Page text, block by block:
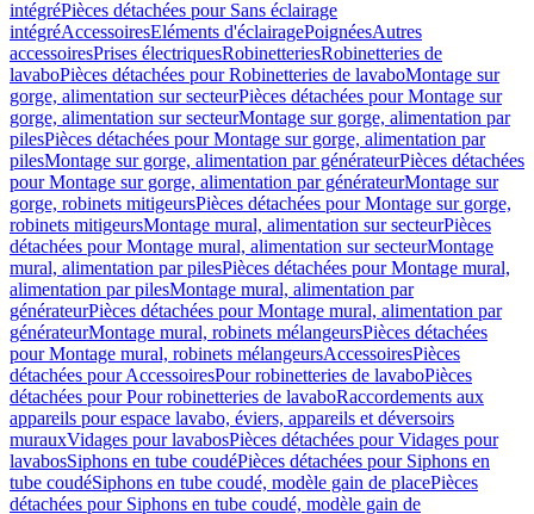
intégréPièces détachées pour Sans éclairage
intégréAccessoiresEléments d'éclairagePoignéesAutres
accessoiresPrises électriquesRobinetteriesRobinetteries de
lavaboPièces détachées pour Robinetteries de lavaboMontage sur
gorge, alimentation sur secteurPièces détachées pour Montage sur
gorge, alimentation sur secteurMontage sur gorge, alimentation par
pilesPièces détachées pour Montage sur gorge, alimentation par
pilesMontage sur gorge, alimentation par générateurPièces détachées
pour Montage sur gorge, alimentation par générateurMontage sur
gorge, robinets mitigeursPièces détachées pour Montage sur gorge,
robinets mitigeursMontage mural, alimentation sur secteurPièces
détachées pour Montage mural, alimentation sur secteurMontage
mural, alimentation par pilesPièces détachées pour Montage mural,
alimentation par pilesMontage mural, alimentation par
générateurPièces détachées pour Montage mural, alimentation par
générateurMontage mural, robinets mélangeursPièces détachées
pour Montage mural, robinets mélangeursAccessoiresPièces
détachées pour AccessoiresPour robinetteries de lavaboPièces
détachées pour Pour robinetteries de lavaboRaccordements aux
appareils pour espace lavabo, éviers, appareils et déversoirs
murauxVidages pour lavabosPièces détachées pour Vidages pour
lavabosSiphons en tube coudéPièces détachées pour Siphons en
tube coudéSiphons en tube coudé, modèle gain de placePièces
détachées pour Siphons en tube coudé, modèle gain de